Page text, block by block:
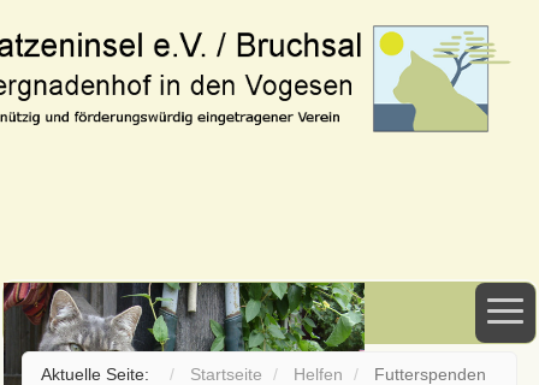
Aktuelle Seite: Startseite Helfen Futterspenden